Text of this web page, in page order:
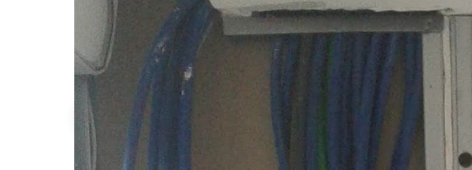
Ce voisin propose ce serviceàIvry-sur-Seine (94200)
faire offre